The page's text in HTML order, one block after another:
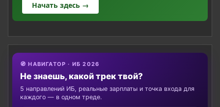
Начать здесь →
🧭 НАВИГАТОР · ИБ 2026
Не знаешь, какой трек твой?
5 направлений ИБ, реальные зарплаты и точка входа для
каждого — в одном треде.